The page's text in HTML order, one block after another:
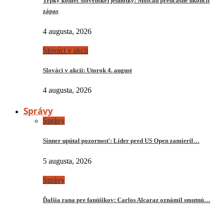
zápas
4 augusta, 2026
Slováci v akcii
Slováci v akcii: Utorok 4. august
4 augusta, 2026
Správy
Správy
Sinner upútal pozornosť: Líder pred US Open zamieril…
5 augusta, 2026
Správy
Ďalšia rana pre fanúšikov: Carlos Alcaraz oznámil smutnú…